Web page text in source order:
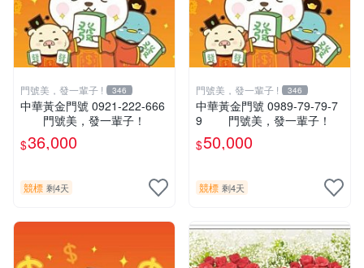
門號美，發一輩子 ! 346
中華黃金門號 0921-222-666
門號美，發一輩子！
$36,000
競標 剩4天
門號美，發一輩子 ! 346
中華黃金門號 0989-79-79-7
9 門號美，發一輩子！
$50,000
競標 剩4天